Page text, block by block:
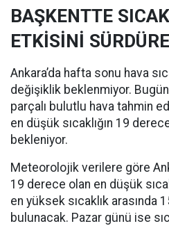
BAŞKENTTE
ETKİSİNİ
Ankara’da hafta sonu hava
değişiklik beklenmiyor.
parçalı bulutlu hava tahmin
en düşük sıcaklığın 19
bekleniyor.
Meteorolojik verilere göre
19 derece olan en düşük
en yüksek sıcaklık arasında
bulunacak. Pazar günü ise